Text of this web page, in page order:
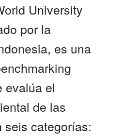
University
por la
es una
evalúa el
de las
seis categorías: